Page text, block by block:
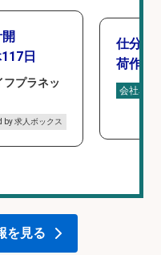
日
フプラネッ
by 求人ボックス
仕分け
荷作業
会社名
を見る